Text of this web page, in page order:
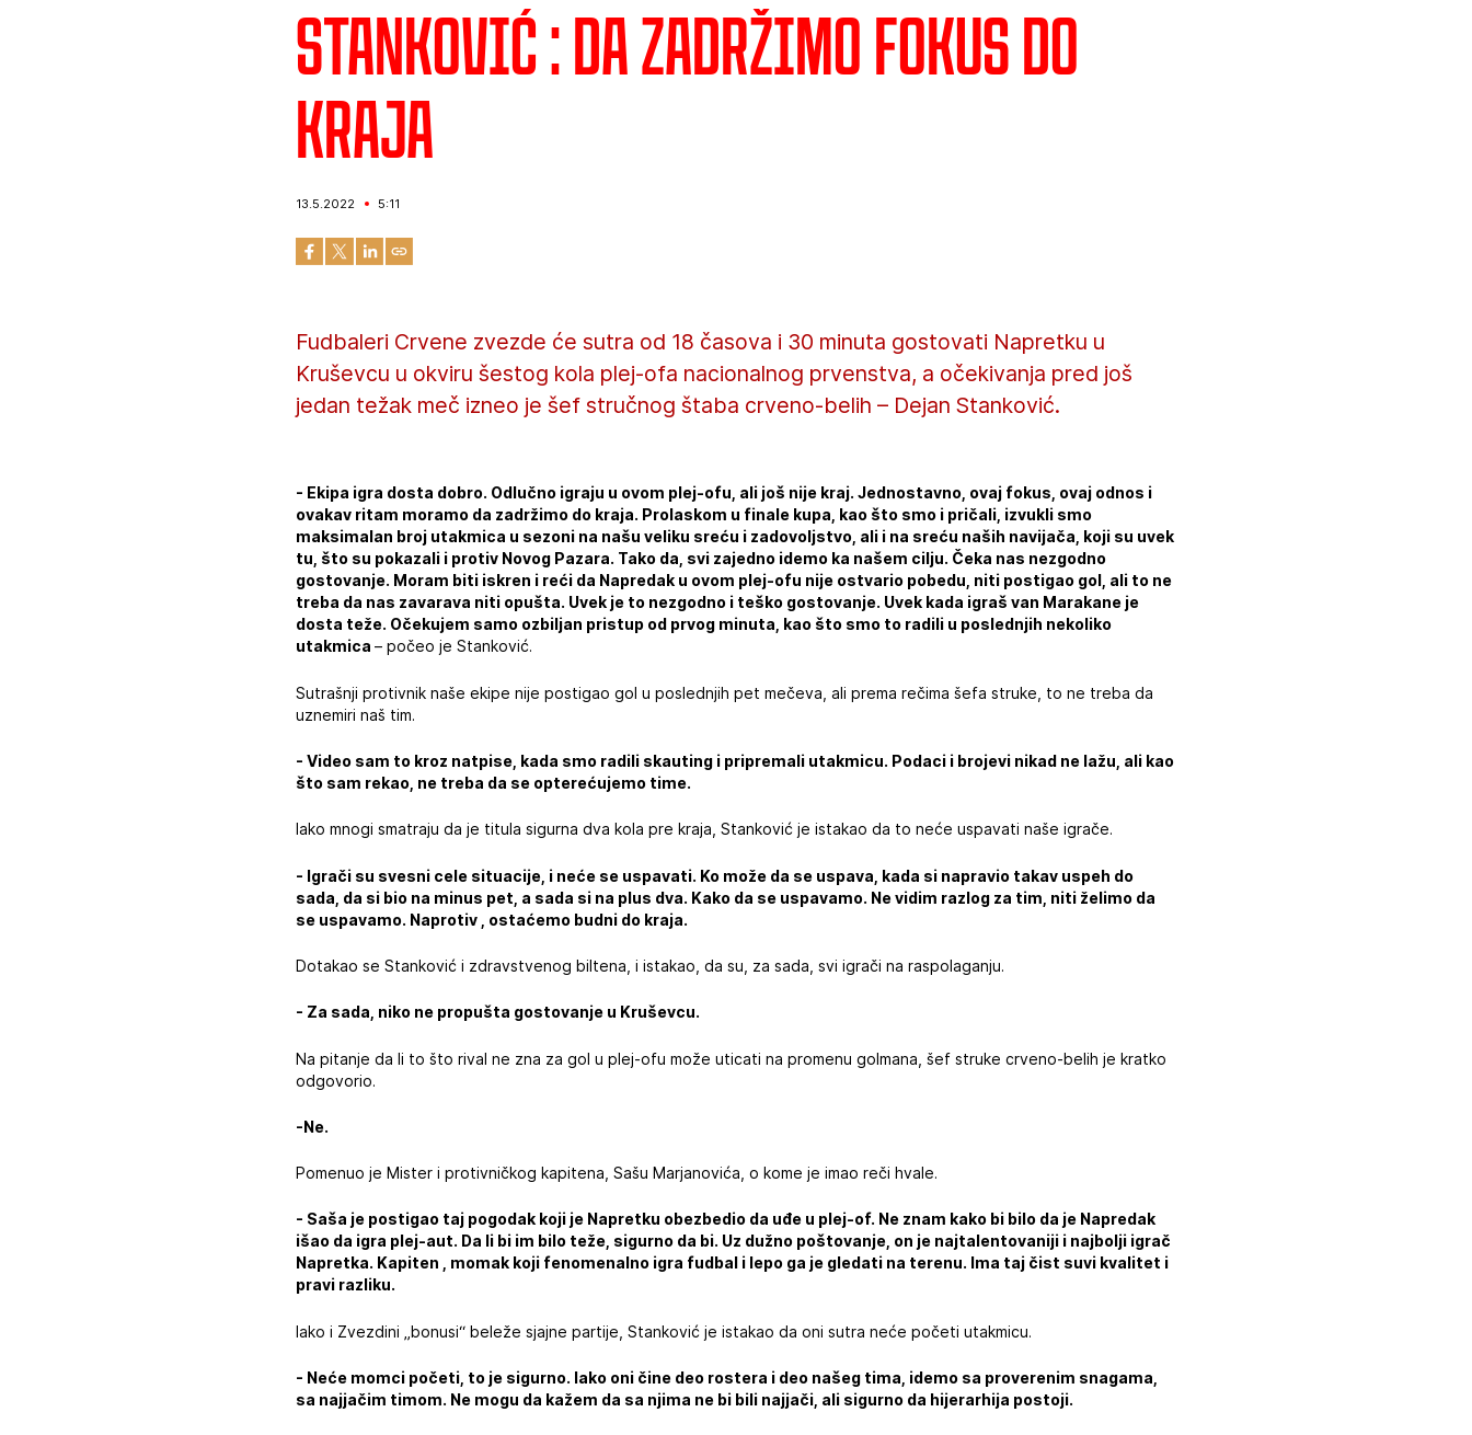
Stanković : Da zadržimo fokus do
kraja
13.5.2022 5:11
Fudbaleri Crvene zvezde će sutra od 18 časova i 30 minuta gostovati Napretku u
Kruševcu u okviru šestog kola plej-ofa nacionalnog prvenstva, a očekivanja pred još
jedan težak meč izneo je šef stručnog štaba crveno-belih – Dejan Stanković.
- Ekipa igra dosta dobro. Odlučno igraju u ovom plej-ofu, ali još nije kraj. Jednostavno, ovaj fokus, ovaj odnos i
ovakav ritam moramo da zadržimo do kraja. Prolaskom u finale kupa, kao što smo i pričali, izvukli smo
maksimalan broj utakmica u sezoni na našu veliku sreću i zadovoljstvo, ali i na sreću naših navijača, koji su uvek
tu, što su pokazali i protiv Novog Pazara. Tako da, svi zajedno idemo ka našem cilju. Čeka nas nezgodno
gostovanje. Moram biti iskren i reći da Napredak u ovom plej-ofu nije ostvario pobedu, niti postigao gol, ali to ne
treba da nas zavarava niti opušta. Uvek je to nezgodno i teško gostovanje. Uvek kada igraš van Marakane je
dosta teže. Očekujem samo ozbiljan pristup od prvog minuta, kao što smo to radili u poslednjih nekoliko
utakmica– počeo je Stanković.
Sutrašnji protivnik naše ekipe nije postigao gol u poslednjih pet mečeva, ali prema rečima šefa struke, to ne treba da
uznemiri naš tim.
- Video sam to kroz natpise, kada smo radili skauting i pripremali utakmicu. Podaci i brojevi nikad ne lažu, ali kao
što sam rekao, ne treba da se opterećujemo time.
Iako mnogi smatraju da je titula sigurna dva kola pre kraja, Stanković je istakao da to neće uspavati naše igrače.
- Igrači su svesni cele situacije, i neće se uspavati. Ko može da se uspava, kada si napravio takav uspeh do
sada, da si bio na minus pet, a sada si na plus dva. Kako da se uspavamo. Ne vidim razlog za tim, niti želimo da
se uspavamo. Naprotiv , ostaćemo budni do kraja.
Dotakao se Stanković i zdravstvenog biltena, i istakao, da su, za sada, svi igrači na raspolaganju.
- Za sada, niko ne propušta gostovanje u Kruševcu.
Na pitanje da li to što rival ne zna za gol u plej-ofu može uticati na promenu golmana, šef struke crveno-belih je kratko
odgovorio.
-Ne.
Pomenuo je Mister i protivničkog kapitena, Sašu Marjanovića, o kome je imao reči hvale.
- Saša je postigao taj pogodak koji je Napretku obezbedio da uđe u plej-of. Ne znam kako bi bilo da je Napredak
išao da igra plej-aut. Da li bi im bilo teže, sigurno da bi. Uz dužno poštovanje, on je najtalentovaniji i najbolji igrač
Napretka. Kapiten , momak koji fenomenalno igra fudbal i lepo ga je gledati na terenu. Ima taj čist suvi kvalitet i
pravi razliku.
Iako i Zvezdini „bonusi“ beleže sjajne partije, Stanković je istakao da oni sutra neće početi utakmicu.
- Neće momci početi, to je sigurno. Iako oni čine deo rostera i deo našeg tima, idemo sa proverenim snagama,
sa najjačim timom. Ne mogu da kažem da sa njima ne bi bili najjači, ali sigurno da hijerarhija postoji.